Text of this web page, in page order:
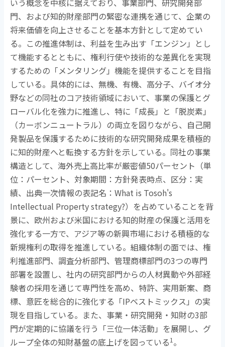
いう概念を中核に据えており、事業部門、研究開発部
門、および知的財産部門の緊密な連携を通じて、企業の
将来価値を向上させることを基本方針として定めてい
る。この推進体制は、利益を生み出す「エンジン」とし
て機能するとともに、権利行使や技術的な差異化を実現
するための「メンタリング」機能を提供することを目指
している。具体的には、無機、有機、高分子、バイオ分
野などの同社のコア技術領域において、事業の保護とグ
ローバル化を強力に推進し、特に「成長」と「脱炭素」
（カーボンニュートラル）の両立を図りながら、自己開
発製品を保護するために技術的な研究開発成果を積極的
に知的財産へと転換する方針を示している。同社の事業
構造として、海外売上高比率が厳密値50パーセント（単
位：パーセント、対象期間：方針発表時点、区分：実
績、出典一次情報の表記名：What is Tosoh's
Intellectual Property strategy?）を占めていることを背
景に、欧州および米国における知的財産の保護と活用を
強化する一方で、アジア等の新興市場における積極的な
新規権利の取得を推進している。組織体制の面では、権
利推進部門、調査分析部門、管理商標部門の3つの専門
部署を設置し、社内の研究部門からの人材異動や外部経
験者の採用を通じて専門性を高め、特許、実用新案、商
標、意匠を総合的に強化する「IPベストミックス」の実
現を目指している。また、事業・研究開発・知財の3部
門が定期的に協議を行う「三位一体活動」を展開し、グ
ループ全体の知財基盤の底上げを図っている1 。